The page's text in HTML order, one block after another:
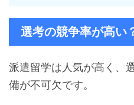
選考の競争率が高い
派遣留学は人気が高く、
備が不可欠です。